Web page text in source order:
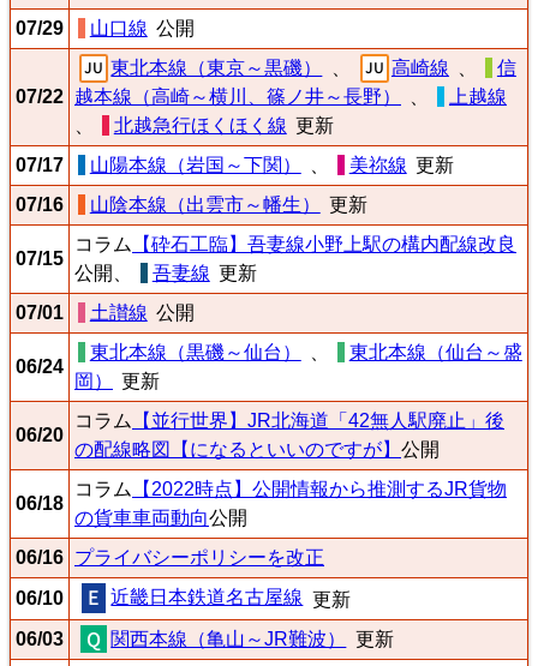
07/29
山口線 公開
07/22
東北本線（東京～黒磯） 高崎線
信
越本線（高崎～横川、篠ノ井～長野）
上越線
北越急行ほくほく線 更新
07/17
山陽本線（岩国～下関） 美祢線 更新
07/16
山陰本線（出雲市～幡生） 更新
07/15
コラム
【砕石工臨】吾妻線小野上駅の構内配線改良
公開、
吾妻線 更新
07/01
土讃線 公開
06/24
東北本線（黒磯～仙台）
東北本線（仙台～盛
岡）
更新
06/20
コラム
【並行世界】JR北海道「42無人駅廃止」後
の配線略図【になるといいのですが】 公開
06/18
コラム
【2022時点】公開情報から推測するJR貨物
の貨車車両動向公開
06/16 プライバシーポリシーを改正
06/10
近畿日本鉄道名古屋線 更新
06/03
関西本線（亀山～JR難波） 更新